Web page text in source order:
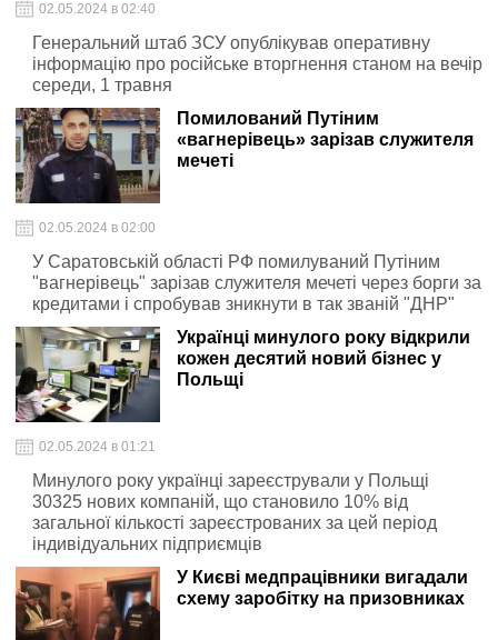
02.05.2024 в 02:40
Генеральний штаб ЗСУ опублікував оперативну
інформацію про російське вторгнення станом на вечір
середи, 1 травня
Помилований Путіним
«вагнерівець» зарізав служителя
мечеті
02.05.2024 в 02:00
У Саратовській області РФ помилуваний Путіним
"вагнерівець" зарізав служителя мечеті через борги за
кредитами і спробував зникнути в так званій "ДНР"
Українці минулого року відкрили
кожен десятий новий бізнес у
Польщі
02.05.2024 в 01:21
Минулого року українці зареєстрували у Польщі
30325 нових компаній, що становило 10% від
загальної кількості зареєстрованих за цей період
індивідуальних підприємців
У Києві медпрацівники вигадали
схему заробітку на призовниках